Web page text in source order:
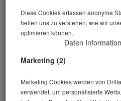
Diese Cookies erfassen anonyme
helfen uns zu verstehen, wie wir
optimieren können.
Daten
Marketing (2)
Marketing Cookies werden von
verwendet, um personalisierte